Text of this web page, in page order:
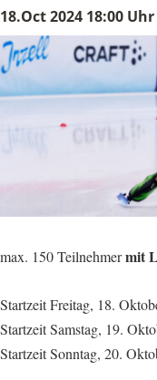
18.Oct 2024 18:00
max. 150 Teilnehmermit
Startzeit Freitag, 18.
Startzeit Samstag, 19.
Startzeit Sonntag, 20.